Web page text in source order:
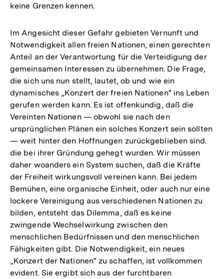
keine Grenzen kennen.
Im Angesicht dieser Gefahr gebieten Vernunft und
Notwendigkeit allen freien Nationen, einen gerechten
Anteil an der Verantwortung für die Verteidigung der
gemeinsamen Interessen zu übernehmen. Die Frage,
die sich uns nun stellt, lautet, ob und wie ein
dynamisches „Konzert der freien Nationen" ins Leben
gerufen werden kann. Es ist offenkundig, daß die
Vereinten Nationen — obwohl sie nach den
ursprünglichen Plänen ein solches Konzert sein sollten
— weit hinter den Hoffnungen zurückgeblieben sind.
die bei ihrer Gründung gehegt wurden. Wir müssen
daher woanders ein System suchen, daß die Kräfte
der Freiheit wirkungsvoll vereinen kann. Bei jedem
Bemühen, eine organische Einheit, oder auch nur eine
lockere Vereinigung aus verschiedenen Nationen zu
bilden, entsteht das Dilemma, daß es keine
zwingende Wechselwirkung zwischen den
menschlichen Bedürfnissen und den menschlichen
Fähigkeiten gibt. Die Notwendigkeit, ein neues
„Konzert der Nationen" zu schaffen, ist vollkommen
evident. Sie ergibt sich aus der furchtbaren